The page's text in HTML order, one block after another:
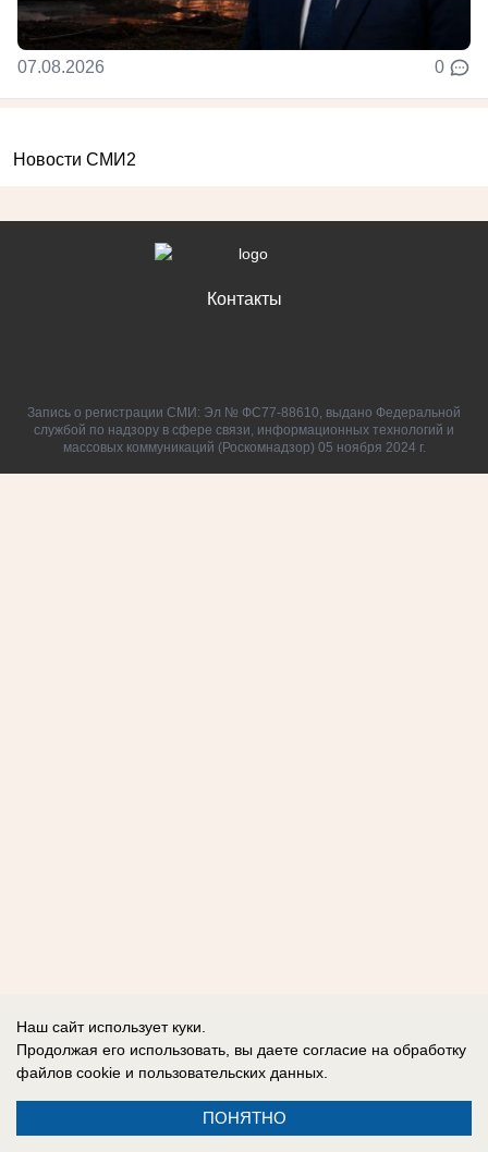
07.08.2026 0
Новости СМИ2
Контакты
Запись о регистрации СМИ: Эл № ФС77-88610, выдано Федеральной
службой по надзору в сфере связи, информационных технологий и
массовых коммуникаций (Роскомнадзор) 05 ноября 2024 г.
Наш сайт использует куки.
Продолжая его использовать, вы даете согласие на обработку
файлов cookie и пользовательских данных.
ПОНЯТНО